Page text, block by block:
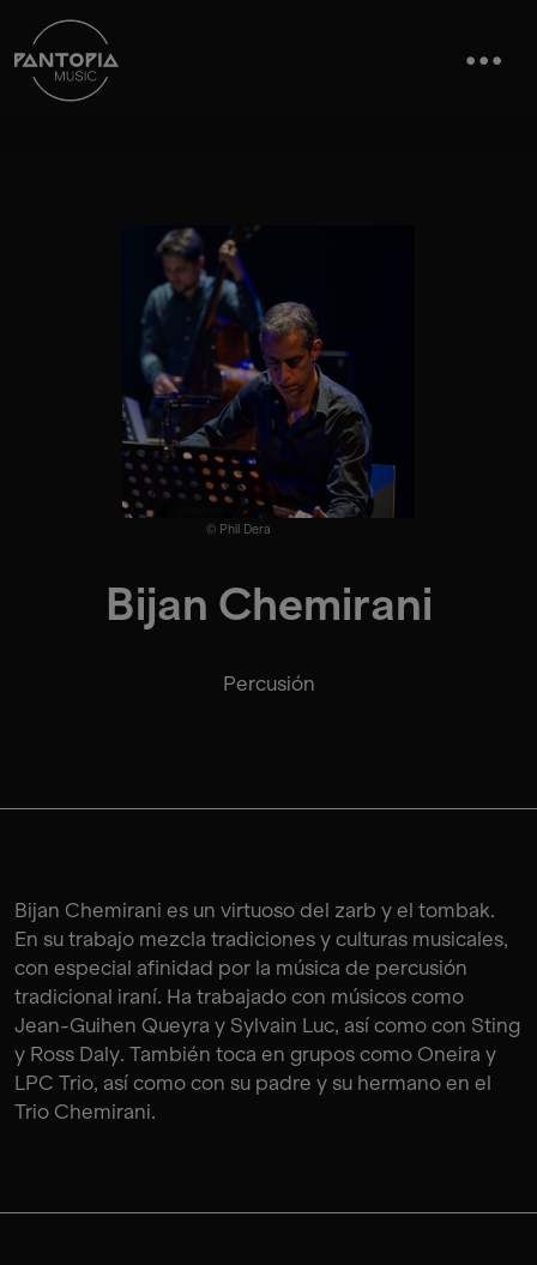
© Phil Dera
Bijan Chemirani
Percusión
Bijan Chemirani es un virtuoso del zarb y el tombak.
En su trabajo mezcla tradiciones y culturas musicales,
con especial afinidad por la música de percusión
tradicional iraní. Ha trabajado con músicos como
Jean-Guihen Queyra y Sylvain Luc, así como con Sting
y Ross Daly. También toca en grupos como Oneira y
LPC Trio, así como con su padre y su hermano en el
Trio Chemirani.